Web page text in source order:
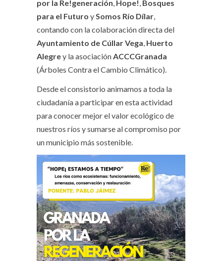
por la Re!generación, Hope!, Bosques
para el Futuro ySomos Río Dílar,
contando con la colaboración directa del
Ayuntamiento de Cúllar Vega, Huerto
Alegrey la asociaciónACCCGranada
(Árboles Contra el Cambio Climático).
Desde el consistorio animamos a toda la
ciudadanía a participar en esta actividad
para conocer mejor el valor ecológico de
nuestros ríos y sumarse al compromiso por
un municipio más sostenible.